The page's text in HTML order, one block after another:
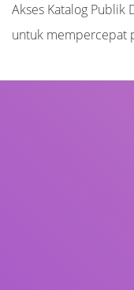
Akses Katalog Publik
untuk mempercepat